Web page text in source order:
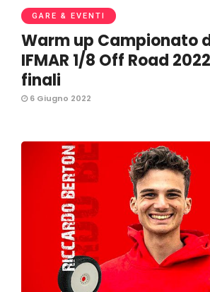
GARE & EVENTI
Warm up Campionato
IFMAR 1/8 Off Road
finali
6 Giugno 2022